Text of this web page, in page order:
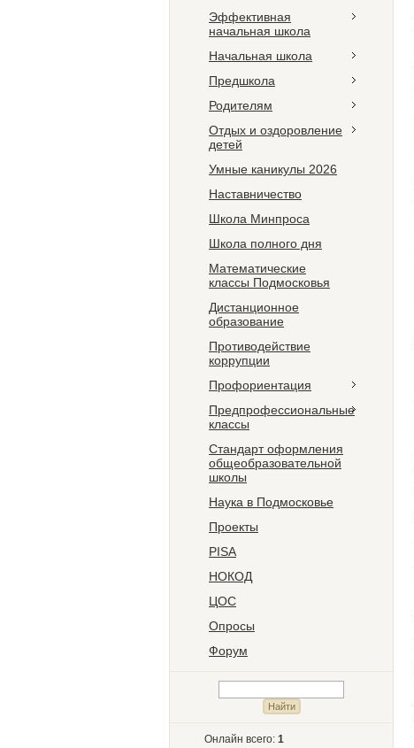
Эффективная
начальная школа
Начальная школа
Предшкола
Родителям
Отдых и оздоровление
детей
Умные каникулы 2026
Наставничество
Школа Минпроса
Школа полного дня
Математические
классы Подмосковья
Дистанционное
образование
Противодействие
коррупции
Профориентация
Предпрофессиональные
классы
Стандарт оформления
общеобразовательной
школы
Наука в Подмосковье
Проекты
PISA
НОКОД
ЦОС
Опросы
Форум
Онлайн всего: 1